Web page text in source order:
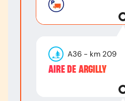
A36 - km 209
AIRE DE ARGILLY